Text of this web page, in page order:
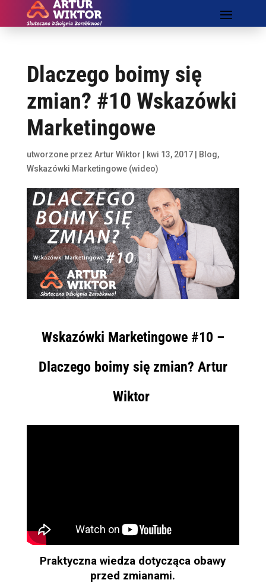
Dlaczego boimy się
zmian? #10 Wskazówki
Marketingowe
utworzone przez Artur Wiktor kwi 13, 2017| Blog,
Wskazówki Marketingowe (wideo)
Wskazówki Marketingowe #10 –
Dlaczego boimy się zmian? Artur
Wiktor
Praktyczna wiedza dotycząca obawy
przed zmianami.